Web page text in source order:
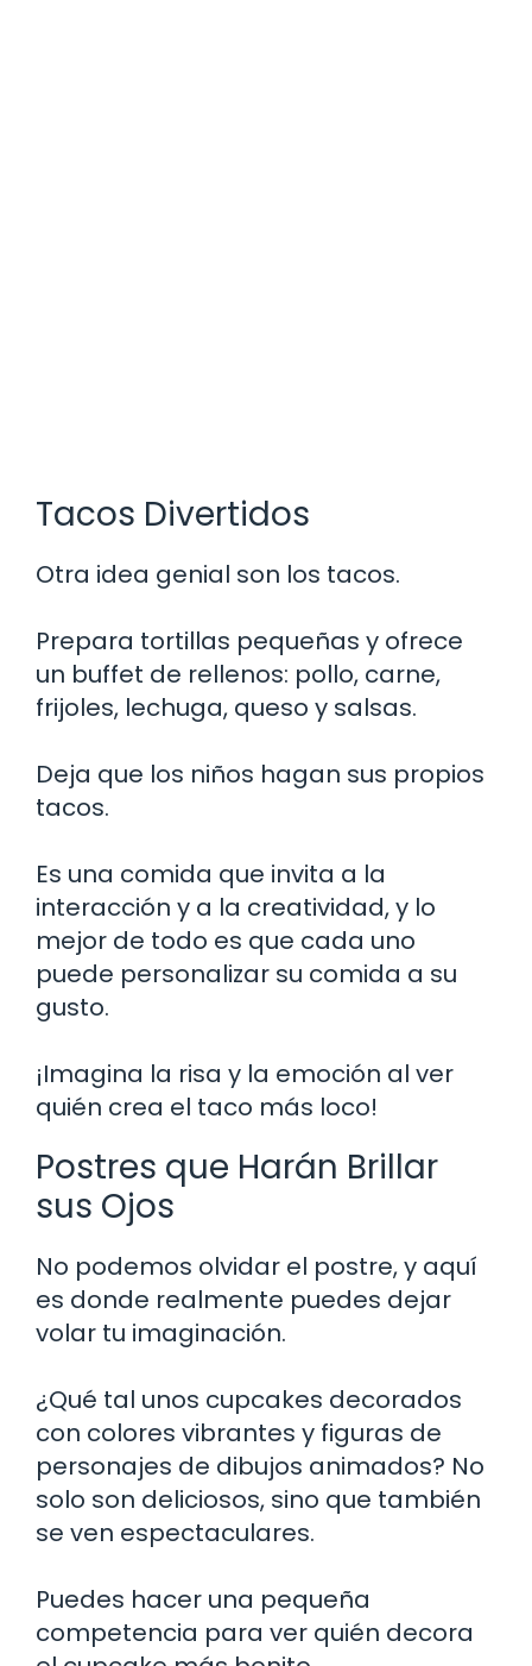
Tacos Divertidos
Otra idea genial son los tacos.
Prepara tortillas pequeñas y ofrece
un buffet de rellenos: pollo, carne,
frijoles, lechuga, queso y salsas.
Deja que los niños hagan sus propios
tacos.
Es una comida que invita a la
interacción y a la creatividad, y lo
mejor de todo es que cada uno
puede personalizar su comida a su
gusto.
¡Imagina la risa y la emoción al ver
quién crea el taco más loco!
Postres que Harán Brillar
sus Ojos
No podemos olvidar el postre, y aquí
es donde realmente puedes dejar
volar tu imaginación.
¿Qué tal unos cupcakes decorados
con colores vibrantes y figuras de
personajes de dibujos animados? No
solo son deliciosos, sino que también
se ven espectaculares.
Puedes hacer una pequeña
competencia para ver quién decora